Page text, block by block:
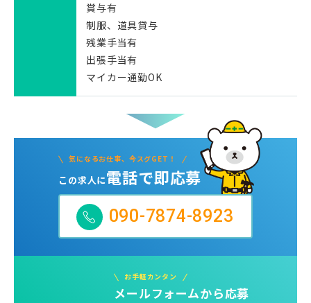
賞与有
制服、道具貸与
残業手当有
出張手当有
マイカー通勤OK
気になるお仕事、今スグGET！
この求人に電話で即応募
090-7874-8923
お手軽カンタン
メールフォームから応募